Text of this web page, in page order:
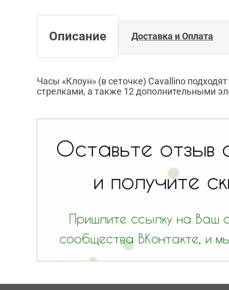
Описание Доставка и Оплата
Часы «Клоун» (в сеточке) Cavallino
стрелками, а также 12 дополнительными